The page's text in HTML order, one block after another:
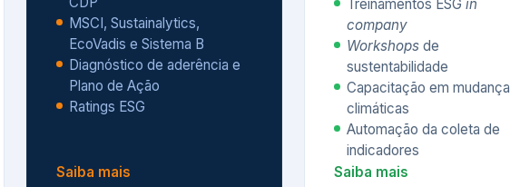
Saiba mais
Automação da coleta de
indicadores
Saiba mais
Ver todos os serviços completos